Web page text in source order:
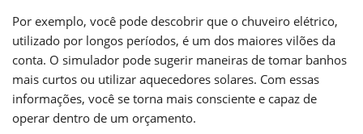
Por exemplo, você pode descobrir que o chuveiro elétrico,
utilizado por longos períodos, é um dos maiores vilões da
conta. O simulador pode sugerir maneiras de tomar banhos
mais curtos ou utilizar aquecedores solares. Com essas
informações, você se torna mais consciente e capaz de
operar dentro de um orçamento.